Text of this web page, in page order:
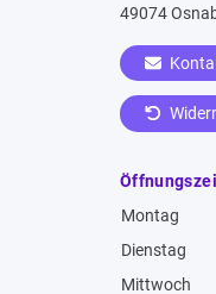
49074
Montag
Dienstag
Mittwoch